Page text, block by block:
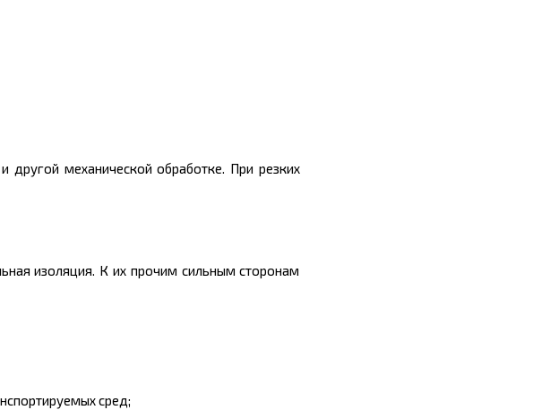
другой механической обработке. При резких
изоляция. К их прочим сильным сторонам
сред;